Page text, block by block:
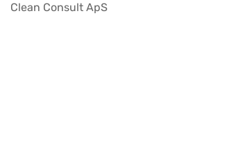
Clean Consult ApS